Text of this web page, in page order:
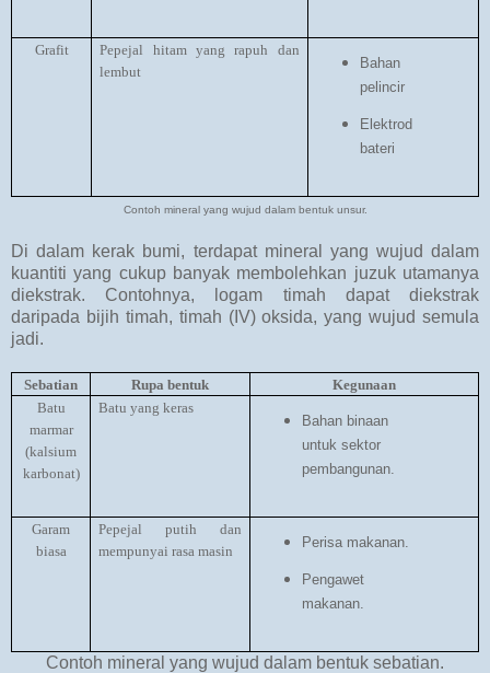
Grafit
Pepejal hitam yang rapuh dan
lembut
Bahan
pelincir
Elektrod
bateri
Contoh mineral yang wujud dalam bentuk unsur.
Di dalam kerak bumi, terdapat mineral yang wujud dalam
kuantiti yang cukup banyak membolehkan juzuk utamanya
diekstrak. Contohnya, logam timah dapat diekstrak
daripada bijih timah, timah (IV) oksida, yang wujud semula
jadi.
Sebatian Rupa bentuk
Kegunaan
Batu
marmar
(kalsium
karbonat)
Batu yang keras
Bahan binaan
untuk sektor
pembangunan.
Garam
biasa
Pepejal putih dan
mempunyai rasa masin
Perisa makanan.
Pengawet
makanan.
Contoh mineral yang wujud dalam bentuk sebatian.